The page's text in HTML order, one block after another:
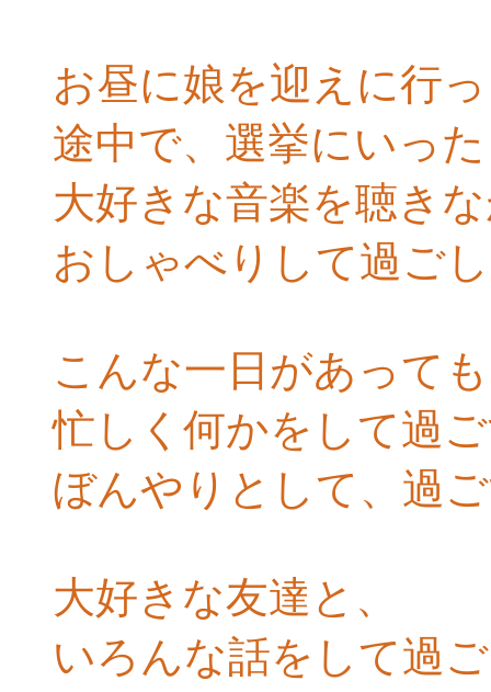
お昼に娘を迎えに行
途中で、選挙にいっ
大好きな音楽を聴き
おしゃべりして過ご
こんな一日があって
忙しく何かをして過
ぼんやりとして、過
大好きな友達と、
いろんな話をして過